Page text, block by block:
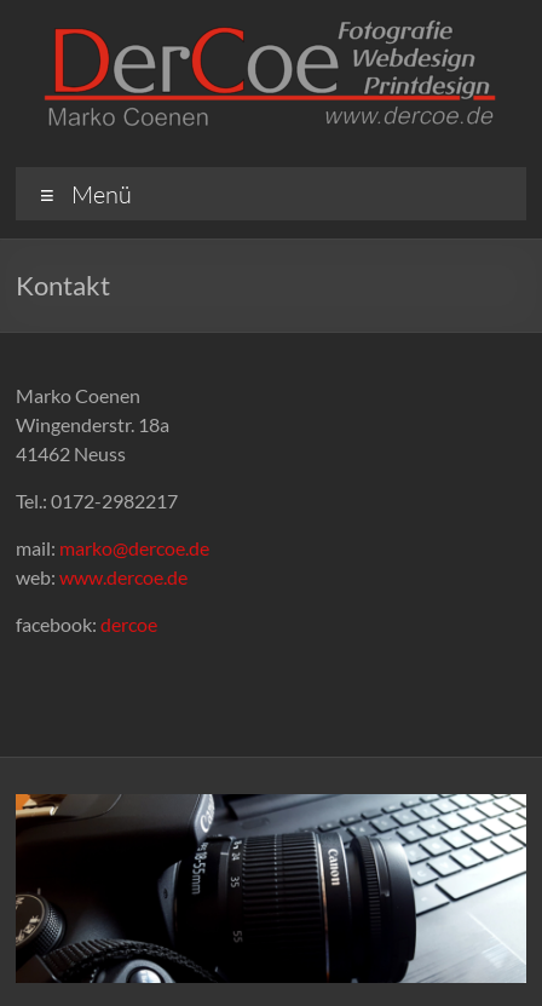
Menü
Kontakt
Marko Coenen
Wingenderstr. 18a
41462 Neuss
Tel.: 0172-2982217
mail: marko@dercoe.de
web:www.dercoe.de
facebook:dercoe